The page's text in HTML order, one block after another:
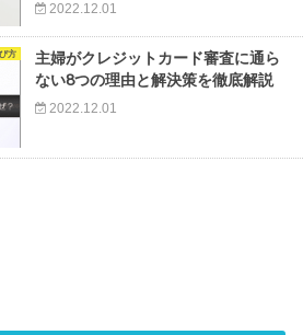
2022.12.01
方
主婦がクレジットカード審査に通ら
ない8つの理由と解決策を徹底解説
2022.12.01